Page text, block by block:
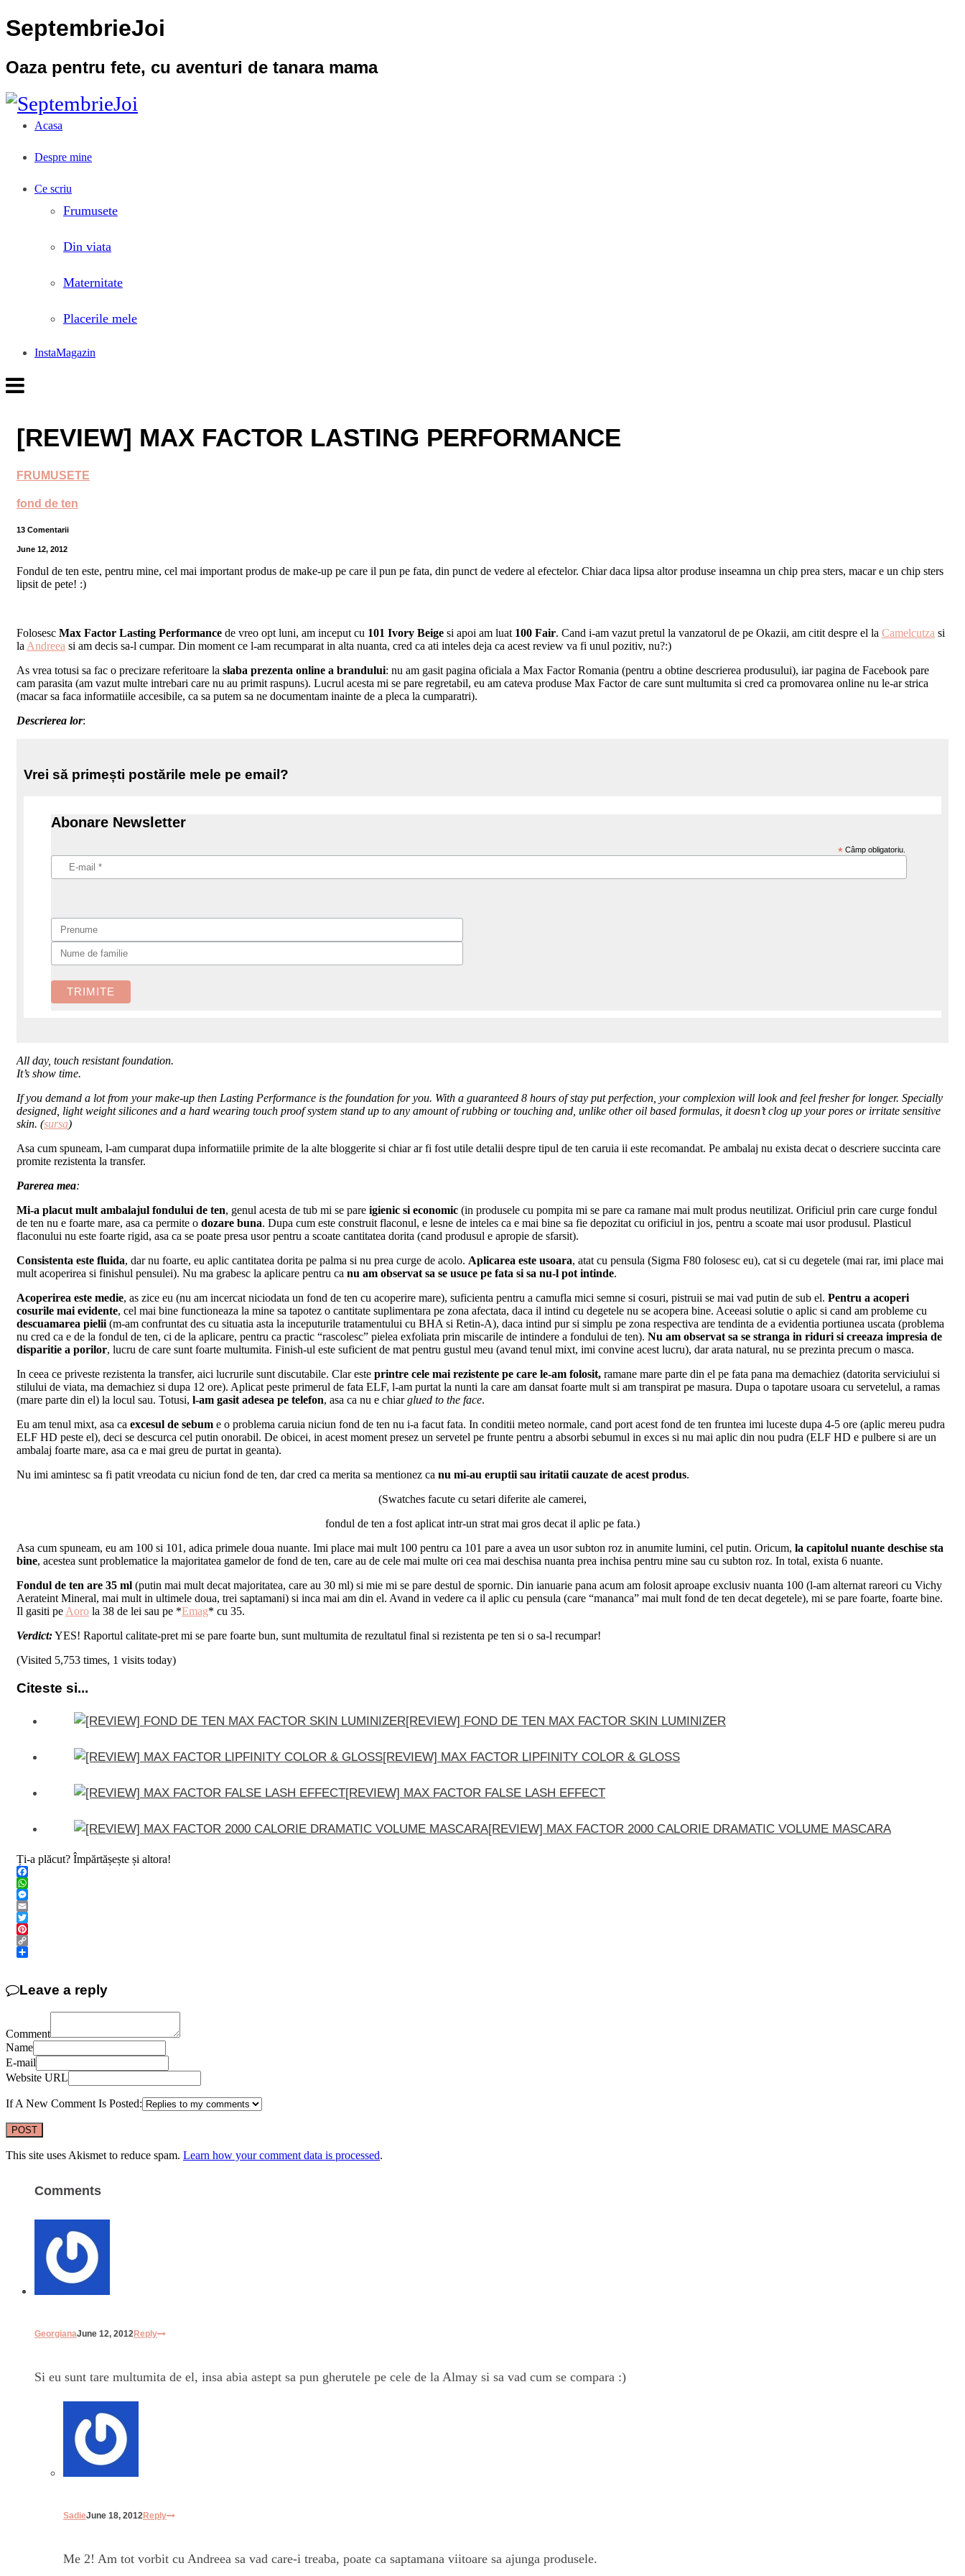
SeptembrieJoi
Oaza pentru fete, cu aventuri de tanara mama
Acasa
Despre mine
Ce scriu
Frumusete
Din viata
Maternitate
Placerile mele
InstaMagazin
[REVIEW] MAX FACTOR LASTING PERFORMANCE
FRUMUSETE
fond de ten
13 Comentarii
June 12, 2012
Fondul de ten este, pentru mine, cel mai important produs de make-up pe care il pun pe fata, din punct de vedere al efectelor. Chiar daca lipsa altor produse inseamna un chip prea sters, macar e un chip sters
lipsit de pete! :)
Folosesc Max Factor Lasting Performance de vreo opt luni, am inceput cu 101 Ivory Beige si apoi am luat 100 Fair. Cand i-am vazut pretul la vanzatorul de pe Okazii, am citit despre el la Camelcutza si
la Andreea si am decis sa-l cumpar. Din moment ce l-am recumparat in alta nuanta, cred ca ati inteles deja ca acest review va fi unul pozitiv, nu?:)
As vrea totusi sa fac o precizare referitoare la slaba prezenta online a brandului: nu am gasit pagina oficiala a Max Factor Romania (pentru a obtine descrierea produsului), iar pagina de Facebook pare
cam parasita (am vazut multe intrebari care nu au primit raspuns). Lucrul acesta mi se pare regretabil, eu am cateva produse Max Factor de care sunt multumita si cred ca promovarea online nu le-ar strica
(macar sa faca informatiile accesibile, ca sa putem sa ne documentam inainte de a pleca la cumparatri).
Descrierea lor:
Vrei să primești postările mele pe email?
Abonare Newsletter
* Câmp obligatoriu.
All day, touch resistant foundation.
It’s show time.
If you demand a lot from your make-up then Lasting Performance is the foundation for you. With a guaranteed 8 hours of stay put perfection, your complexion will look and feel fresher for longer. Specially
designed, light weight silicones and a hard wearing touch proof system stand up to any amount of rubbing or touching and, unlike other oil based formulas, it doesn’t clog up your pores or irritate sensitive
skin. (sursa)
Asa cum spuneam, l-am cumparat dupa informatiile primite de la alte bloggerite si chiar ar fi fost utile detalii despre tipul de ten caruia ii este recomandat. Pe ambalaj nu exista decat o descriere succinta care
promite rezistenta la transfer.
Parerea mea:
Mi-a placut mult ambalajul fondului de ten, genul acesta de tub mi se pare igienic si economic (in produsele cu pompita mi se pare ca ramane mai mult produs neutilizat. Orificiul prin care curge fondul
de ten nu e foarte mare, asa ca permite o dozare buna. Dupa cum este construit flaconul, e lesne de inteles ca e mai bine sa fie depozitat cu orificiul in jos, pentru a scoate mai usor produsul. Plasticul
flaconului nu este foarte rigid, asa ca se poate presa usor pentru a scoate cantitatea dorita (cand produsul e apropie de sfarsit).
Consistenta este fluida, dar nu foarte, eu aplic cantitatea dorita pe palma si nu prea curge de acolo. Aplicarea este usoara, atat cu pensula (Sigma F80 folosesc eu), cat si cu degetele (mai rar, imi place mai
mult acoperirea si finishul pensulei). Nu ma grabesc la aplicare pentru ca nu am observat sa se usuce pe fata si sa nu-l pot intinde.
Acoperirea este medie, as zice eu (nu am incercat niciodata un fond de ten cu acoperire mare), suficienta pentru a camufla mici semne si cosuri, pistruii se mai vad putin de sub el. Pentru a acoperi
cosurile mai evidente, cel mai bine functioneaza la mine sa tapotez o cantitate suplimentara pe zona afectata, daca il intind cu degetele nu se acopera bine. Aceeasi solutie o aplic si cand am probleme cu
descuamarea pielii (m-am confruntat des cu situatia asta la inceputurile tratamentului cu BHA si Retin-A), daca intind pur si simplu pe zona respectiva are tendinta de a evidentia portiunea uscata (problema
nu cred ca e de la fondul de ten, ci de la aplicare, pentru ca practic “rascolesc” pielea exfoliata prin miscarile de intindere a fondului de ten). Nu am observat sa se stranga in riduri si creeaza impresia de
disparitie a porilor, lucru de care sunt foarte multumita. Finish-ul este suficient de mat pentru gustul meu (avand tenul mixt, imi convine acest lucru), dar arata natural, nu se prezinta precum o masca.
In ceea ce priveste rezistenta la transfer, aici lucrurile sunt discutabile. Clar este printre cele mai rezistente pe care le-am folosit, ramane mare parte din el pe fata pana ma demachiez (datorita serviciului si
stilului de viata, ma demachiez si dupa 12 ore). Aplicat peste primerul de fata ELF, l-am purtat la nunti la care am dansat foarte mult si am transpirat pe masura. Dupa o tapotare usoara cu servetelul, a ramas
(mare parte din el) la locul sau. Totusi, l-am gasit adesea pe telefon, asa ca nu e chiarglued to the face.
Eu am tenul mixt, asa ca excesul de sebum e o problema caruia niciun fond de ten nu i-a facut fata. In conditii meteo normale, cand port acest fond de ten fruntea imi luceste dupa 4-5 ore (aplic mereu pudra
ELF HD peste el), deci se descurca cel putin onorabil. De obicei, in acest moment presez un servetel pe frunte pentru a absorbi sebumul in exces si nu mai aplic din nou pudra (ELF HD e pulbere si are un
ambalaj foarte mare, asa ca e mai greu de purtat in geanta).
Nu imi amintesc sa fi patit vreodata cu niciun fond de ten, dar cred ca merita sa mentionez ca nu mi-au eruptii sau iritatii cauzate de acest produs.
(Swatches facute cu setari diferite ale camerei,
fondul de ten a fost aplicat intr-un strat mai gros decat il aplic pe fata.)
Asa cum spuneam, eu am 100 si 101, adica primele doua nuante. Imi place mai mult 100 pentru ca 101 pare a avea un usor subton roz in anumite lumini, cel putin. Oricum, la capitolul nuante deschise sta
bine, acestea sunt problematice la majoritatea gamelor de fond de ten, care au de cele mai multe ori cea mai deschisa nuanta prea inchisa pentru mine sau cu subton roz. In total, exista 6 nuante.
Fondul de ten are 35 ml (putin mai mult decat majoritatea, care au 30 ml) si mie mi se pare destul de spornic. Din ianuarie pana acum am folosit aproape exclusiv nuanta 100 (l-am alternat rareori cu Vichy
Aerateint Mineral, mai mult in ultimele doua, trei saptamani) si inca mai am din el. Avand in vedere ca il aplic cu pensula (care “mananca” mai mult fond de ten decat degetele), mi se pare foarte, foarte bine.
Il gasiti pe Aoro la 38 de lei sau pe *Emag* cu 35.
Verdict:YES! Raportul calitate-pret mi se pare foarte bun, sunt multumita de rezultatul final si rezistenta pe ten si o sa-l recumpar!
(Visited 5,753 times, 1 visits today)
Citeste si...
[REVIEW] FOND DE TEN MAX FACTOR SKIN LUMINIZER
[REVIEW] MAX FACTOR LIPFINITY COLOR & GLOSS
[REVIEW] MAX FACTOR FALSE LASH EFFECT
[REVIEW] MAX FACTOR 2000 CALORIE DRAMATIC VOLUME MASCARA
Ți-a plăcut? Împărtășește și altora!
Facebook
WhatsApp
Messenger
Email
Twitter
Pinterest
Copy
Leave a reply
Comment
Name
E-mail
Website URL
If A New Comment Is Posted:
This site uses Akismet to reduce spam. Learn how your comment data is processed.
Comments
GeorgianaJune 12, 2012Reply
Si eu sunt tare multumita de el, insa abia astept sa pun gherutele pe cele de la Almay si sa vad cum se compara :)
SadieJune 18, 2012Reply
Me 2! Am tot vorbit cu Andreea sa vad care-i treaba, poate ca saptamana viitoare sa ajunga produsele.